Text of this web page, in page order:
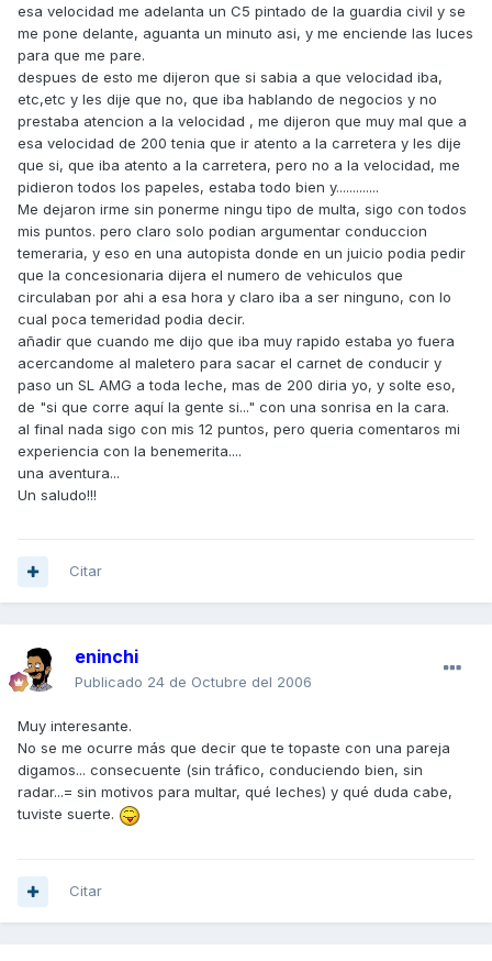
esa velocidad me adelanta un C5 pintado de la guardia civil y se
me pone delante, aguanta un minuto asi, y me enciende las luces
para que me pare.
despues de esto me dijeron que si sabia a que velocidad iba,
etc,etc y les dije que no, que iba hablando de negocios y no
prestaba atencion a la velocidad , me dijeron que muy mal que a
esa velocidad de 200 tenia que ir atento a la carretera y les dije
que si, que iba atento a la carretera, pero no a la velocidad, me
pidieron todos los papeles, estaba todo bien y.............
Me dejaron irme sin ponerme ningu tipo de multa, sigo con todos
mis puntos. pero claro solo podian argumentar conduccion
temeraria, y eso en una autopista donde en un juicio podia pedir
que la concesionaria dijera el numero de vehiculos que
circulaban por ahi a esa hora y claro iba a ser ninguno, con lo
cual poca temeridad podia decir.
añadir que cuando me dijo que iba muy rapido estaba yo fuera
acercandome al maletero para sacar el carnet de conducir y
paso un SL AMG a toda leche, mas de 200 diria yo, y solte eso,
de "si que corre aquí la gente si..." con una sonrisa en la cara.
al final nada sigo con mis 12 puntos, pero queria comentaros mi
experiencia con la benemerita....
una aventura...
Un saludo!!!
Citar
eninchi
Publicado 24 de Octubre del 2006
Muy interesante.
No se me ocurre más que decir que te topaste con una pareja
digamos... consecuente (sin tráfico, conduciendo bien, sin
radar...= sin motivos para multar, qué leches) y qué duda cabe,
tuviste suerte.
Citar